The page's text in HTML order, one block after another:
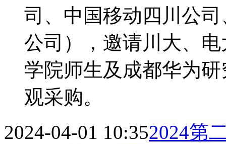
司、中国移动四川公
公司），邀请川大、
学院师生及成都华为
观采购。
2024-04-01 10:352024第